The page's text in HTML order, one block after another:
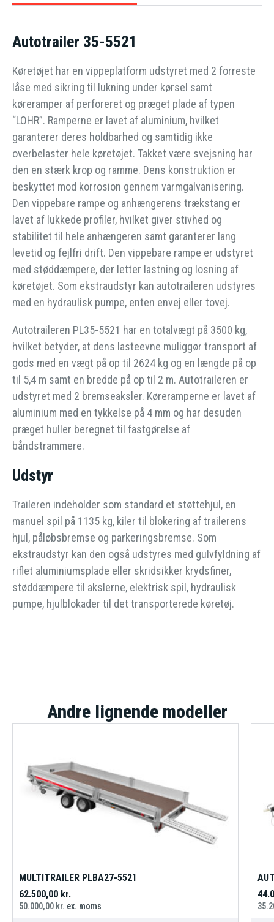
Autotrailer 35-5521
Køretøjet har en vippeplatform udstyret med 2 forreste
låse med sikring til lukning under kørsel samt
køreramper af perforeret og præget plade af typen
“LOHR”. Ramperne er lavet af aluminium, hvilket
garanterer deres holdbarhed og samtidig ikke
overbelaster hele køretøjet. Takket være svejsning har
den en stærk krop og ramme. Dens konstruktion er
beskyttet mod korrosion gennem varmgalvanisering.
Den vippebare rampe og anhængerens trækstang er
lavet af lukkede profiler, hvilket giver stivhed og
stabilitet til hele anhængeren samt garanterer lang
levetid og fejlfri drift. Den vippebare rampe er udstyret
med støddæmpere, der letter lastning og losning af
køretøjet. Som ekstraudstyr kan autotraileren udstyres
med en hydraulisk pumpe, enten envej eller tovej.
Autotraileren PL35-5521 har en totalvægt på 3500 kg,
hvilket betyder, at dens lasteevne muliggør transport af
gods med en vægt på op til 2624 kg og en længde på op
til 5,4 m samt en bredde på op til 2 m. Autotraileren er
udstyret med 2 bremseaksler. Køreramperne er lavet af
aluminium med en tykkelse på 4 mm og har desuden
præget huller beregnet til fastgørelse af
båndstrammere.
Udstyr
Traileren indeholder som standard et støttehjul, en
manuel spil på 1135 kg, kiler til blokering af trailerens
hjul, påløbsbremse og parkeringsbremse. Som
ekstraudstyr kan den også udstyres med gulvfyldning af
riflet aluminiumsplade eller skridsikker krydsfiner,
støddæmpere til akslerne, elektrisk spil, hydraulisk
pumpe, hjulblokader til det transporterede køretøj.
Andre lignende modeller
MULTITRAILER PLBA27-5521
62.500,00 kr.
50.000,00 kr. ex. moms